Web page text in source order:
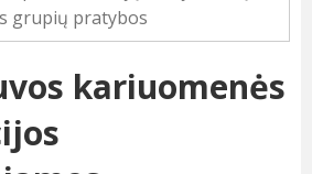
grupių pratybos
kariuomenės